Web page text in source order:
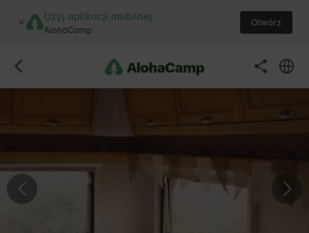
Użyj aplikacji mobilnej
AlohaCamp
Otwórz